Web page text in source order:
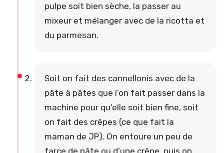
pulpe soit bien sèche, la passer au
mixeur et mélanger avec de la ricotta et
du parmesan.
Soit on fait des cannellonis avec de la
pâte à pâtes que l’on fait passer dans la
machine pour qu’elle soit bien fine, soit
on fait des crêpes (ce que fait la
maman de JP). On entoure un peu de
farce de pâte ou d’une crêpe, puis on